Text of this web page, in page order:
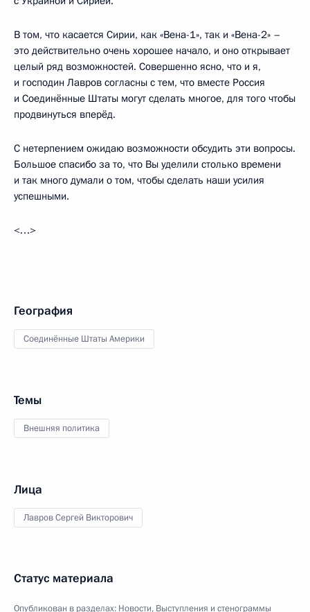
В том, что касается Сирии, как «Вена-1», так и «Вена-2» –
это действительно очень хорошее начало, и оно открывает
целый ряд возможностей. Совершенно ясно, что и я,
и господин Лавров согласны с тем, что вместе Россия
и Соединённые Штаты могут сделать многое, для того чтобы
продвинуться вперёд.
С нетерпением ожидаю возможности обсудить эти вопросы.
Большое спасибо за то, что Вы уделили столько времени
и так много думали о том, чтобы сделать наши усилия
успешными.
<…>
География
Соединённые Штаты Америки
Темы
Внешняя политика
Лица
Лавров Сергей Викторович
Статус материала
Опубликован в разделах: Новости, Выступления и стенограммы